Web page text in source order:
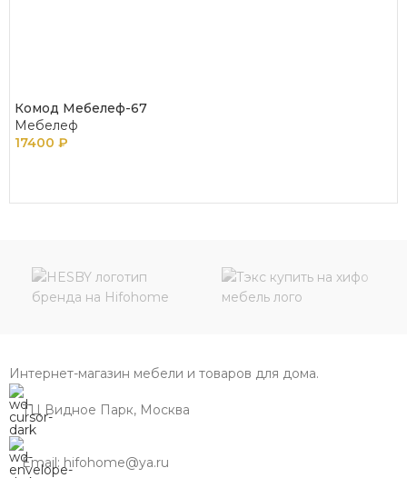
Комод Мебелеф-67
Мебелеф
17400 ₽
Интернет-магазин мебели и товаров для дома.
ТЦ Видное Парк, Москва
Email: hifohome@ya.ru